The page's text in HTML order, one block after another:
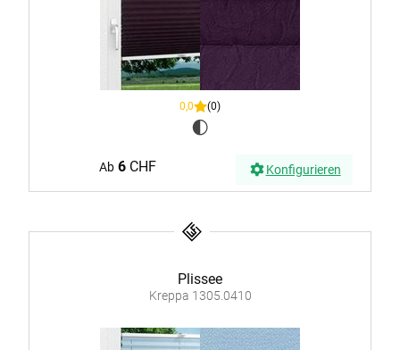
0,0 (0)
Ab 6CHF Konfigurieren
Plissee
Kreppa 1305.0410